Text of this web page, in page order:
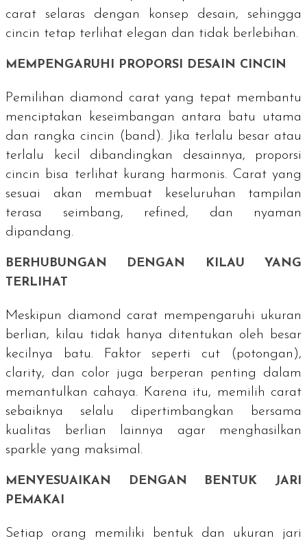
carat selaras dengan konsep desain, sehingga
cincin tetap terlihat elegan dan tidak berlebihan.
MEMPENGARUHI PROPORSI DESAIN CINCIN
Pemilihan diamond caratyang tepat membantu
menciptakan keseimbangan antara batu utama
dan rangka cincin ( band ). Jika terlalu besar atau
terlalu kecil dibandingkan desainnya, proporsi
cincin bisa terlihat kurang harmonis. Carat yang
sesuai akan membuat keseluruhan tampilan
terasa seimbang, refined, dan nyaman
dipandang.
BERHUBUNGAN DENGAN KILAU YANG
TERLIHAT
Meskipun diamond carat mempengaruhi ukuran
berlian, kilau tidak hanya ditentukan oleh besar
kecilnya batu. Faktor seperti cut (potongan),
clarity, dan color juga berperan penting dalam
memantulkan cahaya. Karena itu, memilih carat
sebaiknya selalu dipertimbangkan bersama
kualitas berlian lainnya agar menghasilkan
sparkle yang maksimal.
MENYESUAIKAN DENGAN BENTUK JARI
PEMAKAI
Setiap orang memiliki bentuk dan ukuran jari